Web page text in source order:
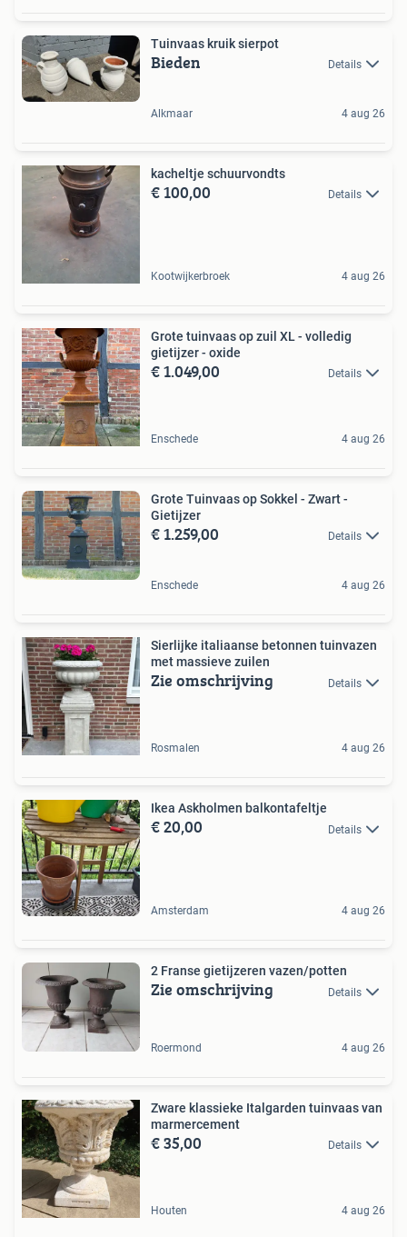
Tuinvaas kruik sierpot
Bieden Details
Alkmaar 4 aug 26
kacheltje schuurvondts
€ 100,00 Details
Kootwijkerbroek 4 aug 26
Grote tuinvaas op zuil XL - volledig
gietijzer - oxide
€ 1.049,00 Details
Enschede 4 aug 26
Grote Tuinvaas op Sokkel - Zwart -
Gietijzer
€ 1.259,00 Details
Enschede 4 aug 26
Sierlijke italiaanse betonnen tuinvazen
met massieve zuilen
Zie omschrijving Details
Rosmalen 4 aug 26
Ikea Askholmen balkontafeltje
€ 20,00 Details
Amsterdam 4 aug 26
2 Franse gietijzeren vazen/potten
Zie omschrijving Details
Roermond 4 aug 26
Zware klassieke Italgarden tuinvaas van
marmercement
€ 35,00 Details
Houten 4 aug 26